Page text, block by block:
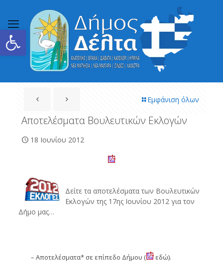
Ανοίξτε τη γραμμή εργαλείων
Εμφάνιση όλων
Αποτελέσματα Βουλευτικών Εκλογών
18 Ιουνίου 2012
Δείτε τα αποτελέσματα των Βουλευτικών
Εκλογών της 17ης Ιουνίου 2012 για τον
Δήμο μας…
– Αποτελέσματα* σε επίπεδο Δήμου ( εδώ).